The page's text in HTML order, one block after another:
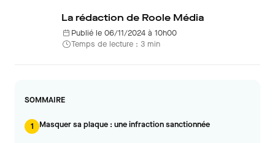
La rédaction de Roole Média
Publié le 06/11/2024 à 10h00
Temps de lecture : 3 min
SOMMAIRE
1 Masquer sa plaque : une infraction sanctionnée